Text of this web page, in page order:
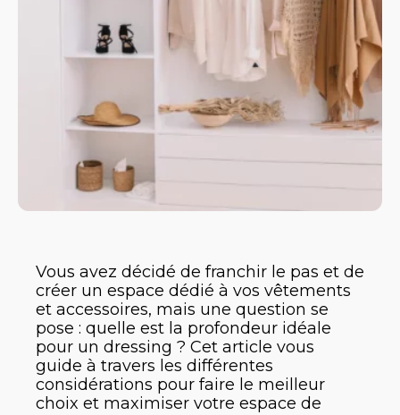
Vous avez décidé de franchir le pas et de
créer un espace dédié à vos vêtements
et accessoires, mais une question se
pose : quelle est la profondeur idéale
pour un dressing ? Cet article vous
guide à travers les différentes
considérations pour faire le meilleur
choix et maximiser votre espace de